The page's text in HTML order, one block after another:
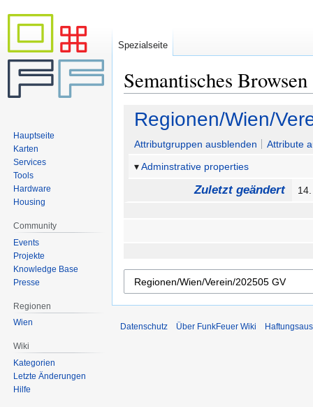
Semantisches Browsen
Zur
Navigation
springen
Zur
Suche
springen
Regionen/Wien/
Attributgruppen ausblenden
Attribute
Adminstrative properties
Zuletzt geändert
Spezialseite
Hauptseite
Karten
Services
Tools
Hardware
Housing
Community
Events
Projekte
Knowledge Base
Presse
Regionen
Wien
Wiki
Kategorien
Letzte Änderungen
Hilfe
Datenschutz Über FunkFeuer Wiki